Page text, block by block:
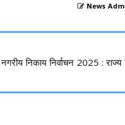
News
नगरीय निकाय निर्वाचन 2025 :